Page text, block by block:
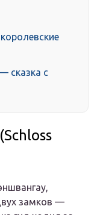
сказка с
замков —